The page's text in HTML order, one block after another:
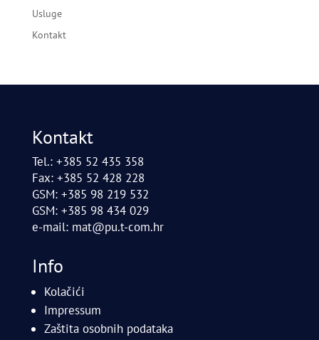
Usluge
Kontakt
Kontakt
Tel.: +385 52 435 358
Fax: +385 52 428 228
GSM: +385 98 219 532
GSM: +385 98 434 029
e-mail: mat@pu.t-com.hr
Info
Kolačići
Impressum
Zaštita osobnih podataka